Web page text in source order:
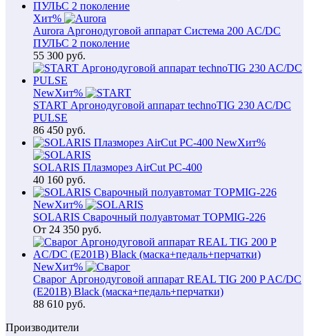
Хит%
Aurora Аргонодуговой аппарат Система 200 AC/DC
ПУЛЬС 2 поколение
55 300 руб.
NewХит%
START Аргонодуговой аппарат technoTIG 230 AC/DC
PULSE
86 450 руб.
NewХит%
SOLARIS Плазморез AirCut PC-400
40 160 руб.
NewХит%
SOLARIS Сварочный полуавтомат TOPMIG-226
От 24 350 руб.
NewХит%
Сварог Аргонодуговой аппарат REAL TIG 200 P AC/DC
(E201B) Black (маска+педаль+перчатки)
88 610 руб.
Производители